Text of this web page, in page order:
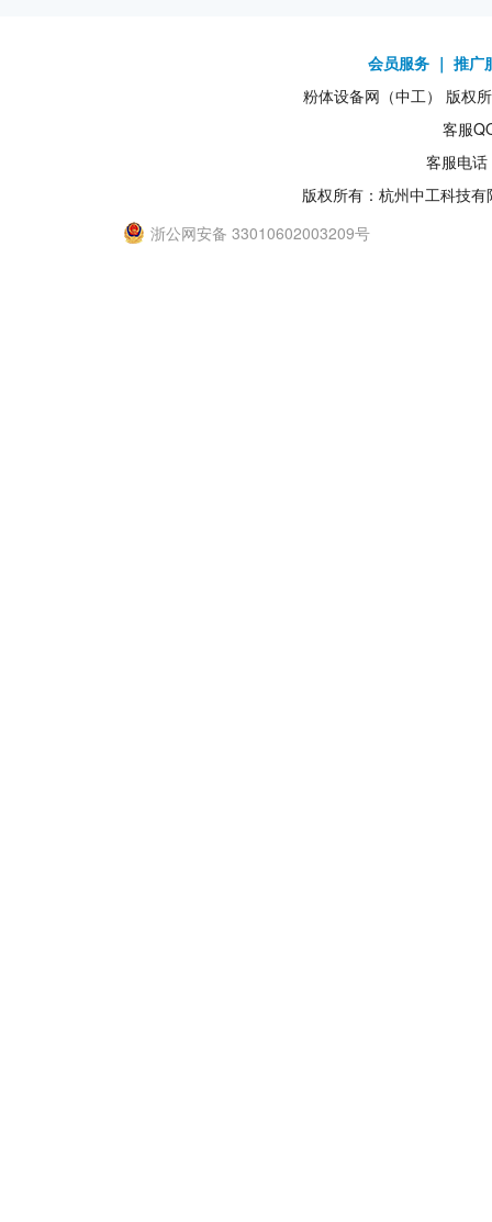
会员服务 ｜ 推广
粉体设备网（中工） 版权
客服
客服电
版权所有：杭州中工科技
浙公网安备 33010602003209号